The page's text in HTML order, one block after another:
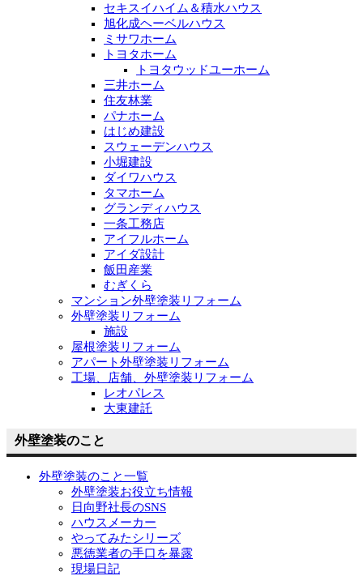
セキスイハイム＆積水ハウス
旭化成ヘーベルハウス
ミサワホーム
トヨタホーム
トヨタウッドユーホーム
三井ホーム
住友林業
パナホーム
はじめ建設
スウェーデンハウス
小堀建設
ダイワハウス
タマホーム
グランディハウス
一条工務店
アイフルホーム
アイダ設計
飯田産業
むぎくら
マンション外壁塗装リフォーム
外壁塗装リフォーム
施設
屋根塗装リフォーム
アパート外壁塗装リフォーム
工場、店舗、外壁塗装リフォーム
レオパレス
大東建託
外壁塗装のこと
外壁塗装のこと一覧
外壁塗装お役立ち情報
日向野社長のSNS
ハウスメーカー
やってみたシリーズ
悪徳業者の手口を暴露
現場日記